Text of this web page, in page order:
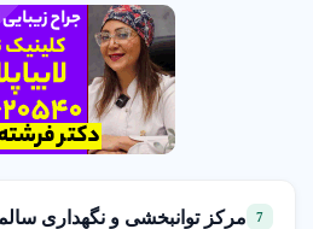
7 مرکز توانبخشی و نگهداری